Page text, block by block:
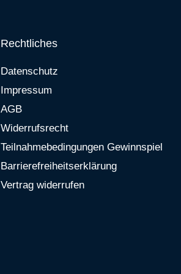
Rechtliches
Datenschutz
Impressum
AGB
Widerrufsrecht
Teilnahmebedingungen Gewinnspiel
Barrierefreiheitserklärung
Vertrag widerrufen